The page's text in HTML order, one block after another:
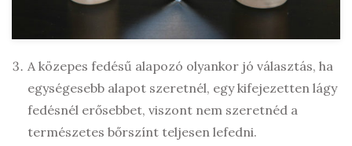
A közepes fedésű alapozó olyankor jó választás, ha
egységesebb alapot szeretnél, egy kifejezetten lágy
fedésnél erősebbet, viszont nem szeretnéd a
természetes bőrszínt teljesen lefedni.